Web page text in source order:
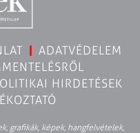
ADATVÉDELEM
HIRDETÉSEK
grafikák, képek, hangfelvételek,